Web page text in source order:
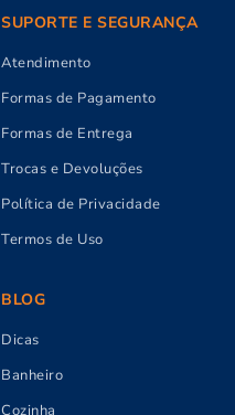
SUPORTE E SEGURANÇA
Atendimento
Formas de Pagamento
Formas de Entrega
Trocas e Devoluções
Política de Privacidade
Termos de Uso
BLOG
Dicas
Banheiro
Cozinha